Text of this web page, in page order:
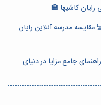
کاشیها 🏫
مدرسه آنلاین رایان
جامع مزایا در دنیای